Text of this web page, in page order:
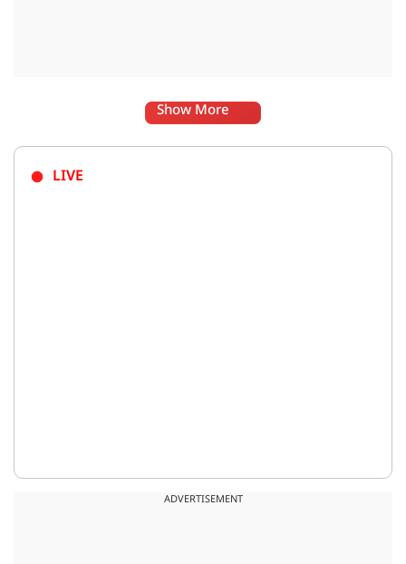
Show More
LIVE
ADVERTISEMENT